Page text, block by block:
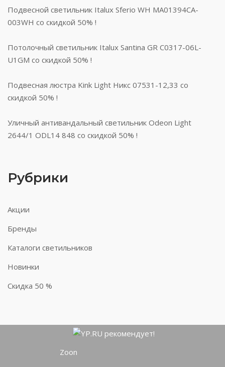
Подвесной светильник Italux Sferio WH MA01394CA-
003WH со скидкой 50% !
Потолочный светильник Italux Santina GR C0317-06L-
U1GM со скидкой 50% !
Подвесная люстра Kink Light Никс 07531-12,33 со
скидкой 50% !
Уличный антивандальный светильник Odeon Light
2644/1 ODL14 848 со скидкой 50% !
Рубрики
Акции
Бренды
Каталоги светильников
Новинки
Скидка 50 %
Zoon